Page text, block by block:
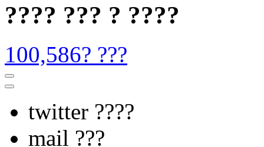
???? ??? ? ????
100,586? ???
twitter ????
mail ???